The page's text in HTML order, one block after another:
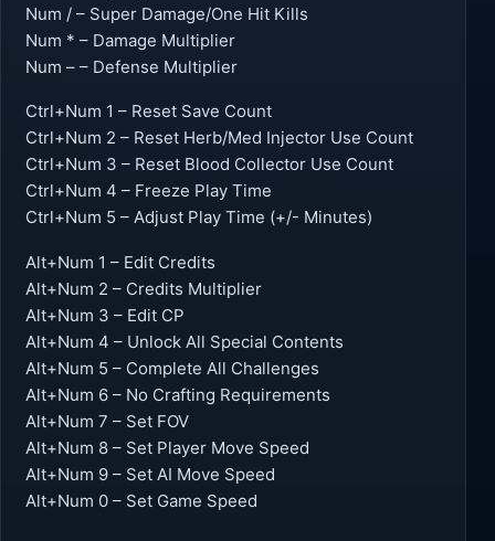
Num / – Super Damage/One Hit Kills
Num * – Damage Multiplier
Num – – Defense Multiplier
Ctrl+Num 1 – Reset Save Count
Ctrl+Num 2 – Reset Herb/Med Injector Use Count
Ctrl+Num 3 – Reset Blood Collector Use Count
Ctrl+Num 4 – Freeze Play Time
Ctrl+Num 5 – Adjust Play Time (+/- Minutes)
Alt+Num 1 – Edit Credits
Alt+Num 2 – Credits Multiplier
Alt+Num 3 – Edit CP
Alt+Num 4 – Unlock All Special Contents
Alt+Num 5 – Complete All Challenges
Alt+Num 6 – No Crafting Requirements
Alt+Num 7 – Set FOV
Alt+Num 8 – Set Player Move Speed
Alt+Num 9 – Set AI Move Speed
Alt+Num 0 – Set Game Speed